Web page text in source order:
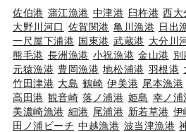
佐伯港 蒲江漁港 中津港 臼杵港 西大
大野川河口 佐賀関港 亀川漁港 日出
一尺屋下浦港 国東港 武蔵港 大分川
熊毛港 長洲漁港 小祝漁港 金山港 別
元猿漁港 豊岡漁港 地松浦港 羽根港
竹田津港 大島 鶴崎 伊美港 尾本漁港
高田港 観音崎 落ノ浦港 姫島 幸ノ浦
美濃崎漁港 細港 尾浦港 新若草港 伊
田ノ浦ビーチ 中越漁港 波当津漁港